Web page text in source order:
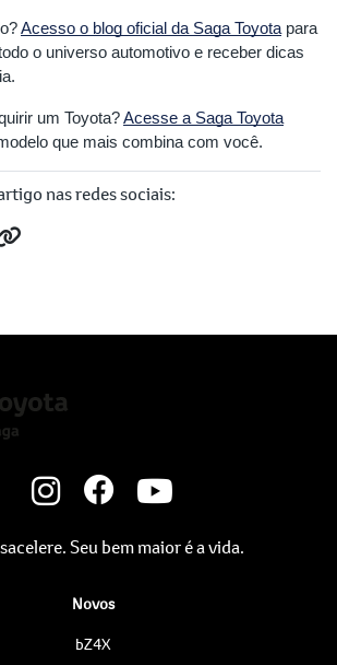
Acesso o blog oficial da Saga Toyotapara
o universo automotivo e receber dicas
um Toyota?Acesse a Saga Toyota
que mais combina com você.
nas redes sociais:
Seu bem maior é a vida.
Novos
bZ4X